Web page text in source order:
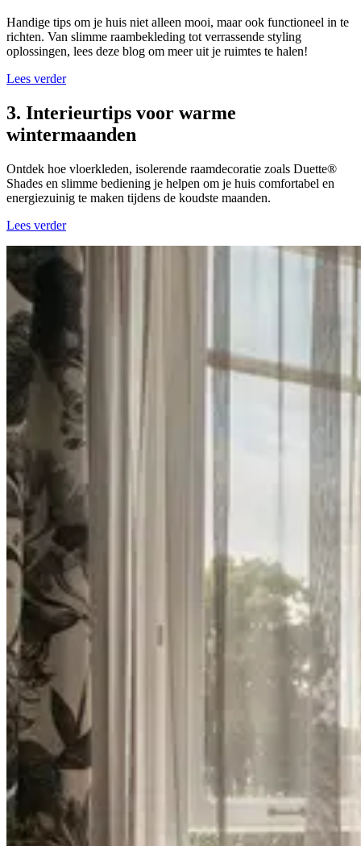
Handige tips om je huis niet alleen mooi, maar ook functioneel in te
richten. Van slimme raambekleding tot verrassende styling
oplossingen, lees deze blog om meer uit je ruimtes te halen!
Lees verder
3. Interieurtips voor warme
wintermaanden
Ontdek hoe vloerkleden, isolerende raamdecoratie zoals Duette®
Shades en slimme bediening je helpen om je huis comfortabel en
energiezuinig te maken tijdens de koudste maanden.
Lees verder